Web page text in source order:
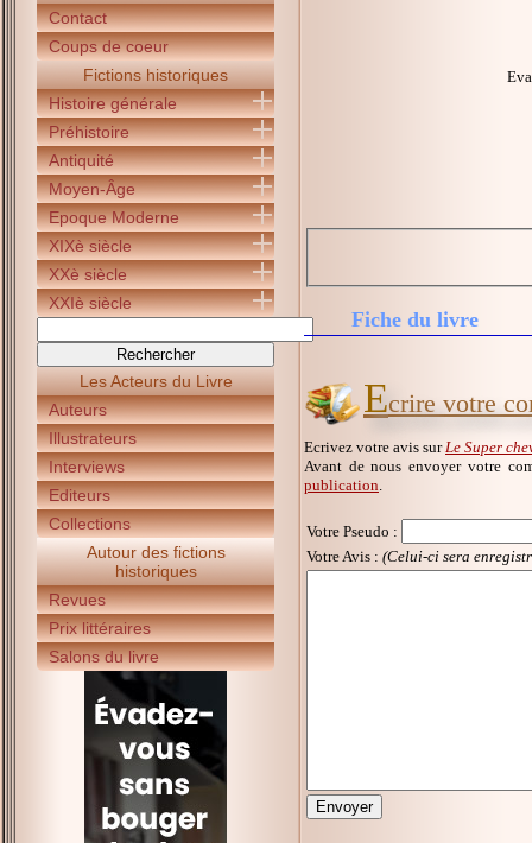
Contact
Coups de coeur
Fictions historiques
Histoire générale
Préhistoire
Antiquité
Moyen-Âge
Epoque Moderne
XIXè siècle
XXè siècle
XXIè siècle
Les Acteurs du Livre
Auteurs
Illustrateurs
Interviews
Editeurs
Collections
Autour des fictions
historiques
Revues
Prix littéraires
Salons du livre
Fiche du livre
Ecrire votre
Ecrivez votre avis sur Le Super
Avant de nous envoyer votre
publication
Votre Pseudo :
Votre Avis : (Celui-ci sera